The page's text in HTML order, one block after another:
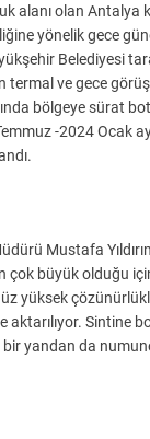
alanı olan Antalya
yönelik gece
Belediyesi
ve gece
bölgeye sürat
-2024
Mustafa
çok büyük olduğu
yüksek
Sintine
yandan da